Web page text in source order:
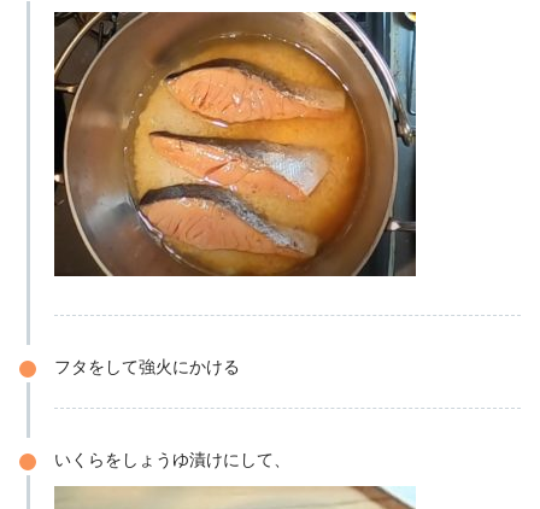
フタをして強火にかける
いくらをしょうゆ漬けにして、